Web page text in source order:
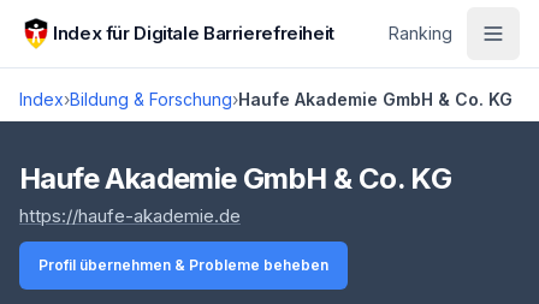
Zum Hauptinhalt springen
Index für Digitale Barrierefreiheit Ranking
Index›Bildung & Forschung›Haufe Akademie GmbH & Co. KG
Score lädt
Haufe Akademie GmbH & Co. KG
https://haufe-akademie.de
Profil übernehmen & Probleme beheben